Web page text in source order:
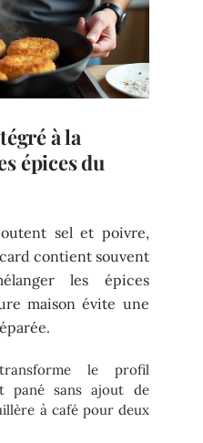
à la
épices du
sel et poivre,
contient souvent
les épices
maison évite une
le profil
pané sans ajout de
à café pour deux